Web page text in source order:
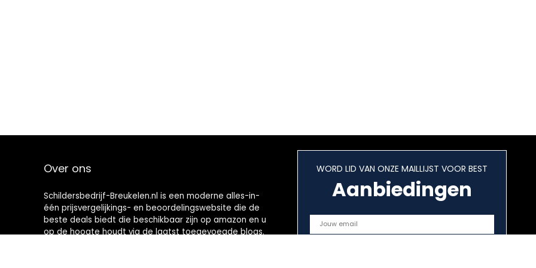
Over ons
Schildersbedrijf-Breukelen.nl is een moderne alles-in-
één prijsvergelijkings- en beoordelingswebsite die de
beste deals biedt die beschikbaar zijn op amazon en u
op de hoogte houdt via de laatst toegevoegde blogs.
WORD LID VAN ONZE MAILLIJST VOOR BEST
Aanbiedingen